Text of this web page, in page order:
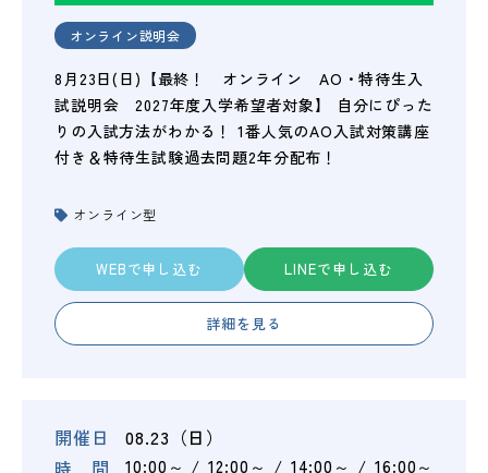
オンライン説明会
8月23日(日)【最終！ オンライン AO・特待生入
試説明会 2027年度入学希望者対象】 自分にぴった
りの入試方法がわかる！ 1番人気のAO入試対策講座
付き＆特待生試験過去問題2年分配布！
オンライン型
WEBで申し込む LINEで申し込む
詳細を見る
開催日
08.23（日）
時 間
10:00～ 12:00～ 14:00～ 16:00～